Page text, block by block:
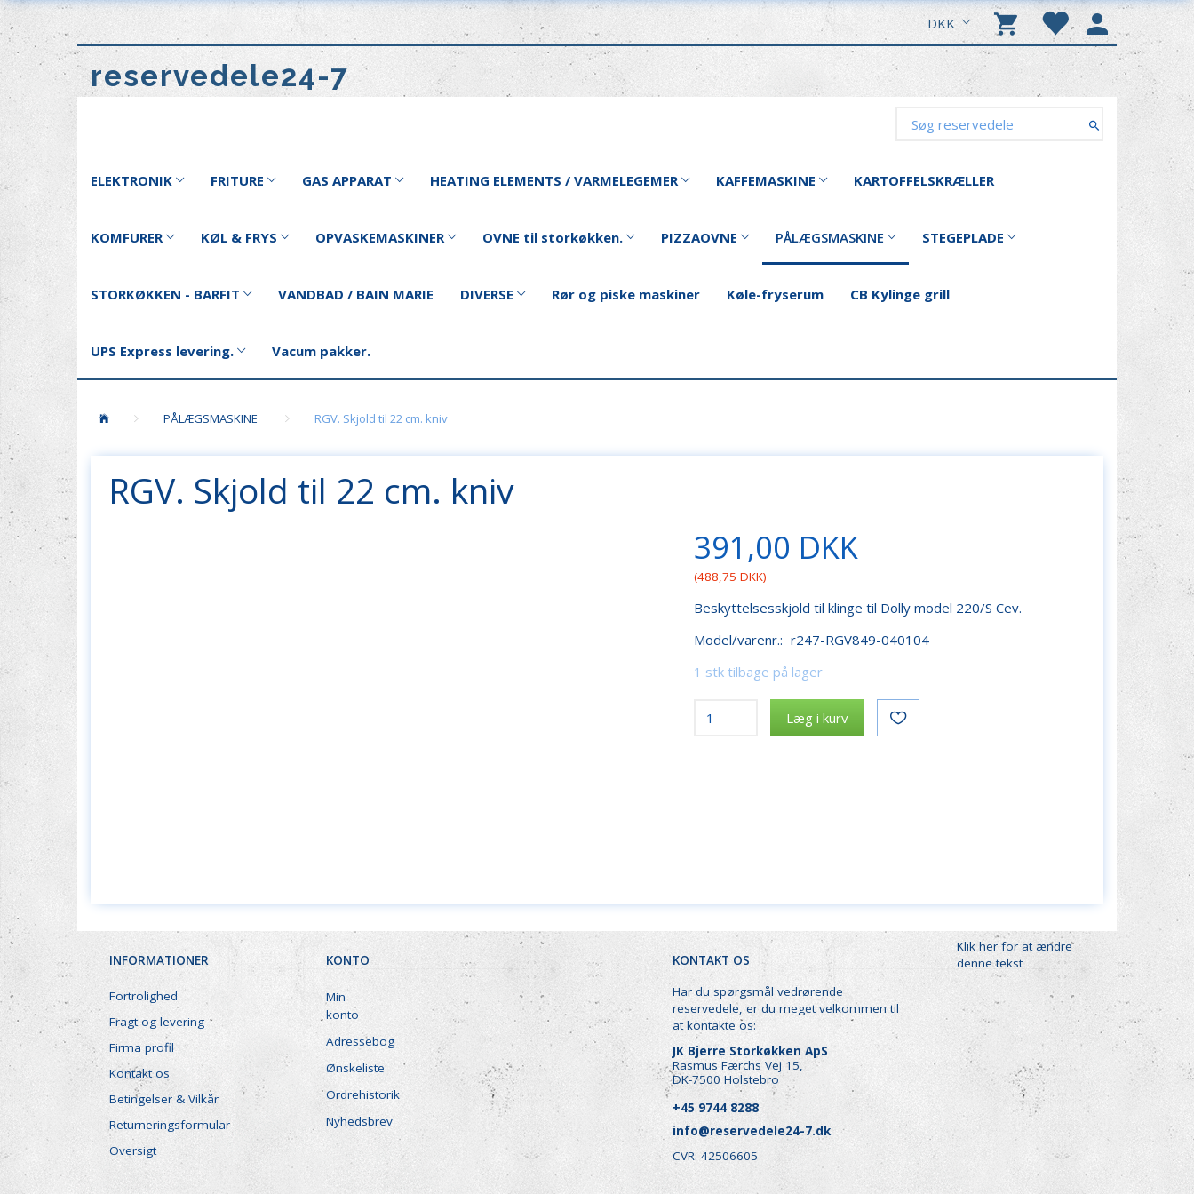
DKK
reservedele24-7
ELEKTRONIK FRITURE GAS APPARAT HEATING ELEMENTS / VARMELEGEMER KAFFEMASKINE KARTOFFELSKRÆLLER
KOMFURER KØL & FRYS OPVASKEMASKINER OVNE til storkøkken. PIZZAOVNE PÅLÆGSMASKINE STEGEPLADE
STORKØKKEN - BARFIT VANDBAD / BAIN MARIE DIVERSE Rør og piske maskiner Køle-fryserum CB Kylinge grill
UPS Express levering. Vacum pakker.
PÅLÆGSMASKINE RGV. Skjold til 22 cm. kniv
RGV. Skjold til 22 cm. kniv
391,00 DKK
(488,75 DKK)
Beskyttelsesskjold til klinge til Dolly model 220/S Cev.
Model/varenr.: r247-RGV849-040104
1 stk tilbage på lager
Læg i kurv
INFORMATIONER
Fortrolighed
Fragt og levering
Firma profil
Kontakt os
Betingelser & Vilkår
Returneringsformular
Oversigt
KONTO
Min
konto
Adressebog
Ønskeliste
Ordrehistorik
Nyhedsbrev
KONTAKT OS
Har du spørgsmål vedrørende
reservedele, er du meget velkommen til
at kontakte os:
JK Bjerre Storkøkken ApS
Rasmus Færchs Vej 15,
DK-7500 Holstebro
+45 9744 8288
info@reservedele24-7.dk
CVR: 42506605
Klik her for at ændre
denne tekst